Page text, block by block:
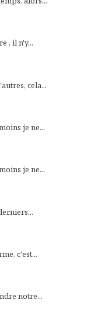
, il n'y...
cela...
je ne...
je ne...
c'est...
notre...